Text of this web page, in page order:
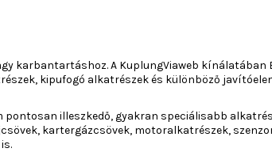
karbantartáshoz. A KuplungViaweb kínálatában
kipufogó alkatrészek és különböző
illeszkedő, gyakran speciálisabb
kartergázcsövek, motoralkatrészek,